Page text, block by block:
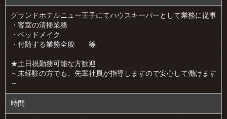
グランドホテルニュー王子にてハウスキーパーとして業務に従事
・客室の清掃業務
・ベッドメイク
・付随する業務全般 等
★土日祝勤務可能な方歓迎
～未経験の方でも、先輩社員が指導しますので安心して働けます
～
時間